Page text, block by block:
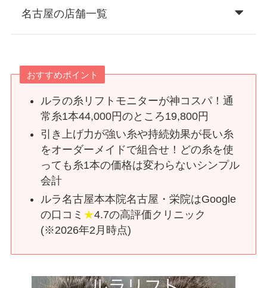
名古屋の店舗一覧
おすすめポイント
ルラの糸リフトモニターが神コスパ！通
常糸1本44,000円のところ19,800円
引き上げ力が強い糸や持続効果が長い糸
をオーダーメイドで組合せ！どの糸を使
っても糸1本の価格は変わらないシンプル
会計
ルラ名古屋本本院名古屋・栄院はGoogle
の口コミ ★4.7の高評価クリニック
(※2026年2月時点)